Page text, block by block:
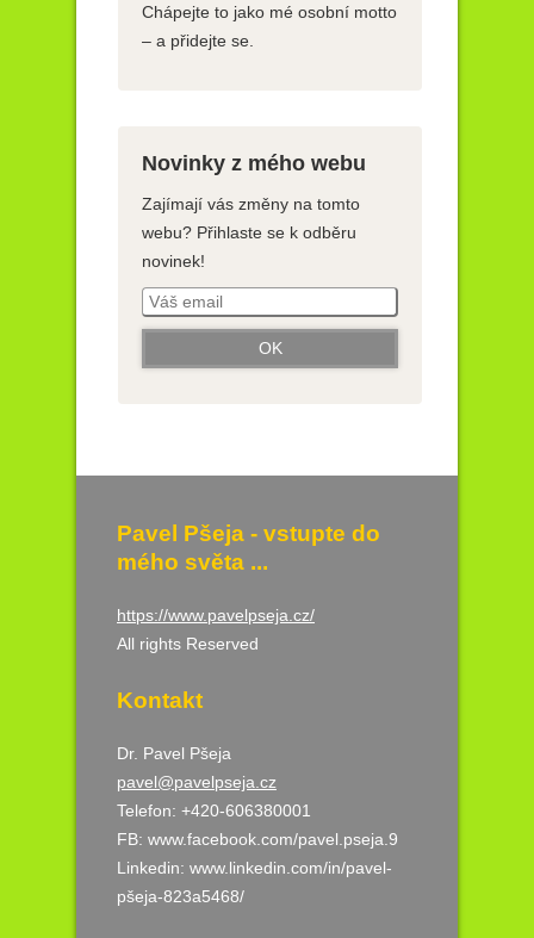
Chápejte to jako mé osobní motto
– a přidejte se.
Novinky z mého webu
Zajímají vás změny na tomto
webu? Přihlaste se k odběru
novinek!
Pavel Pšeja - vstupte do
mého světa ...
https://www.pavelpseja.cz/
All rights Reserved
Kontakt
Dr. Pavel Pšeja
pavel@pavelpseja.cz
Telefon: +420-606380001
FB: www.facebook.com/pavel.pseja.9
Linkedin: www.linkedin.com/in/pavel-
pšeja-823a5468/